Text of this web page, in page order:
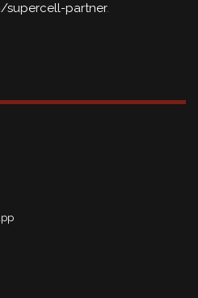
supercell-partner.